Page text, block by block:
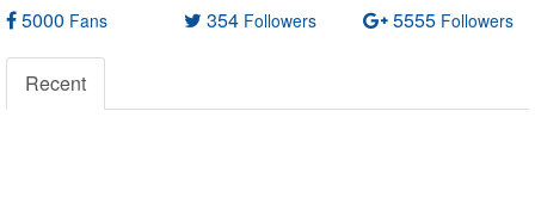
5000 Fans 354 Followers 5555 Followers
Recent